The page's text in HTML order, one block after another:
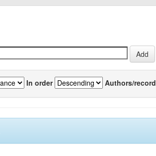
In order Authors/record